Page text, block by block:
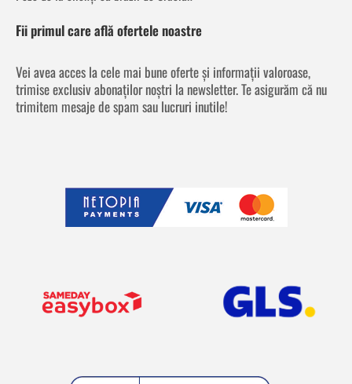
Fii primul care află ofertele noastre
Vei avea acces la cele mai bune oferte și informații valoroase,
trimise exclusiv abonaților noștri la newsletter. Te asigurăm că nu
trimitem mesaje de spam sau lucruri inutile!